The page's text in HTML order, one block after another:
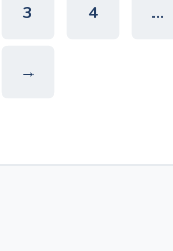
3 4 …
→